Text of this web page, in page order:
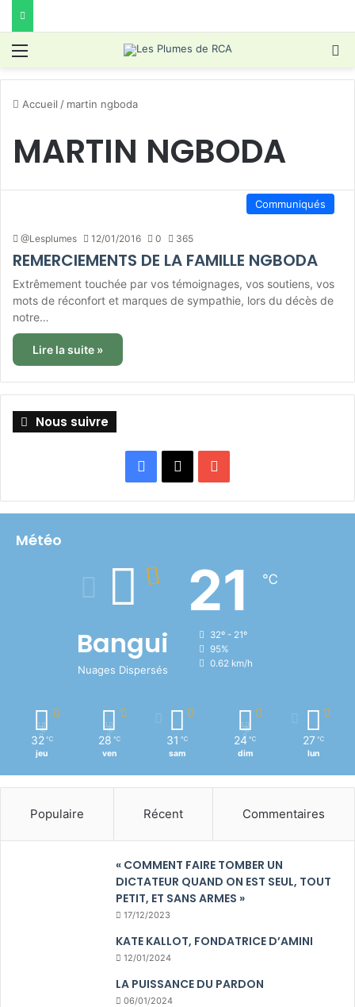
Menu
Accueil / martin ngboda
MARTIN NGBODA
Communiqués
@Lesplumes 12/01/2016 0 365
REMERCIEMENTS DE LA FAMILLE NGBODA
Extrêmement touchée par vos témoignages, vos soutiens, vos
mots de réconfort et marques de sympathie, lors du décès de
notre…
Lire la suite »
Nous suivre
Facebook
X
Météo
Bangui
Nuages Dispersés
21 ℃
32º - 21º
95%
0.62 km/h
32 ℃
jeu
28 ℃
ven
31 ℃
sam
24 ℃
dim
27 ℃
lun
Populaire Récent Commentaires
« COMMENT FAIRE TOMBER UN
DICTATEUR QUAND ON EST SEUL, TOUT
PETIT, ET SANS ARMES »
17/12/2023
KATE KALLOT, FONDATRICE D’AMINI
12/01/2024
LA PUISSANCE DU PARDON
06/01/2024